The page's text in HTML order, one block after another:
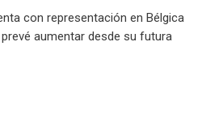
con representación en Bélgica
aumentar desde su futura